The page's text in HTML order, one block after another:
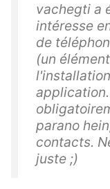
vachegti a
intéresse
de
(un
parano
contacts.
juste ;)